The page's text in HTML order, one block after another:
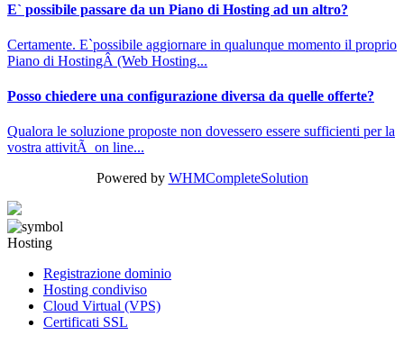
E` possibile passare da un Piano di Hosting ad un altro?
Certamente. E`possibile aggiornare in qualunque momento il proprio
Piano di HostingÂ (Web Hosting...
Posso chiedere una configurazione diversa da quelle offerte?
Qualora le soluzione proposte non dovessero essere sufficienti per la
vostra attivitÃ on line...
Powered by WHMCompleteSolution
Hosting
Registrazione dominio
Hosting condiviso
Cloud Virtual (VPS)
Certificati SSL